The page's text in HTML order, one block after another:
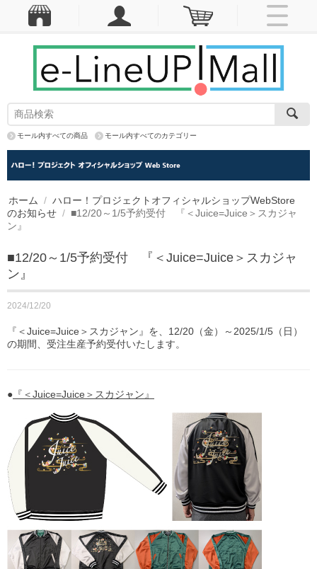
モール内すべての商品 モール内すべてのカテゴリー
ホーム / ハロー！プロジェクトオフィシャルショップWebStore
のお知らせ / ■12/20～1/5予約受付 『＜Juice=Juice＞スカジャ
ン』
■12/20～1/5予約受付 『＜Juice=Juice＞スカジャ
ン』
2024/12/20
『＜Juice=Juice＞スカジャン』を、12/20（金）～2025/1/5（日）
の期間、受注生産予約受付いたします。
● 『＜Juice=Juice＞スカジャン』